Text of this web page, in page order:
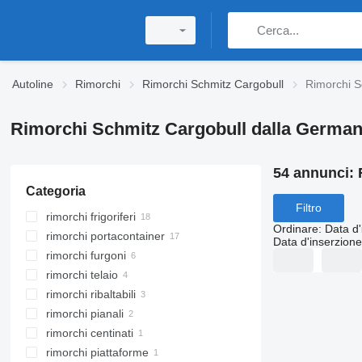
Autoline Rimorchi Rimorchi Schmitz Cargobull Rimorchi
Rimorchi Schmitz Cargobull dalla
Categoria
rimorchi frigoriferi
rimorchi portacontainer
rimorchi furgoni
rimorchi telaio
rimorchi ribaltabili
rimorchi pianali
rimorchi centinati
rimorchi piattaforme
54 annunci:
Filtro
Ordinare: Data
Data d'inserzione